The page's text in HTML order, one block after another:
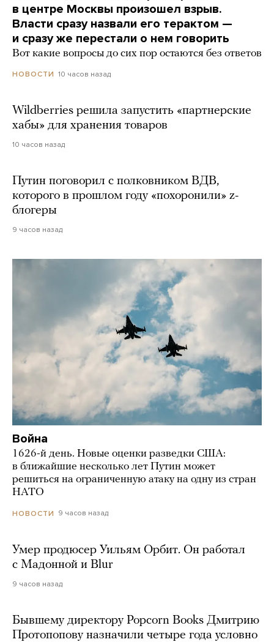
в центре Москвы произошел взрыв.
Власти сразу назвали его терактом —
и сразу же перестали о нем говорить
Вот какие вопросы до сих пор остаются без ответов
НОВОСТИ 10 часов назад
Wildberries решила запустить «партнерские
хабы» для хранения товаров
10 часов назад
Путин поговорил с полковником ВДВ,
которого в прошлом году «похоронили» z-
блогеры
9 часов назад
Война
1626-й день. Новые оценки разведки США:
в ближайшие несколько лет Путин может
решиться на ограниченную атаку на одну из стран
НАТО
НОВОСТИ 9 часов назад
Умер продюсер Уильям Орбит. Он работал
с Мадонной и Blur
9 часов назад
Бывшему директору Popcorn Books Дмитрию
Протопопову назначили четыре года условно